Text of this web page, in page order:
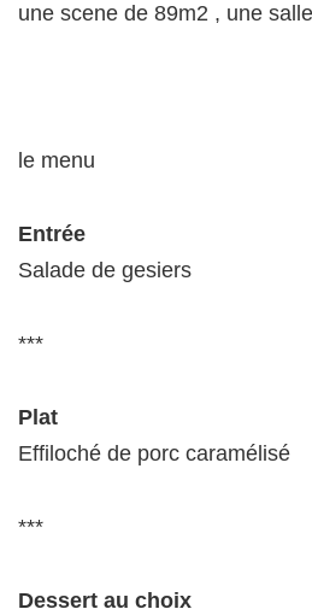
une scene de 89m2 , une
le menu
Entrée
Salade de gesiers
***
Plat
Effiloché de porc caramélisé
***
Dessert au choix